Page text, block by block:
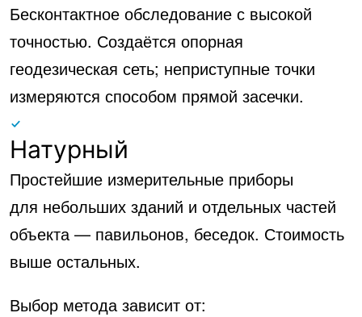
Бесконтактное обследование с высокой
точностью. Создаётся опорная
геодезическая сеть; неприступные точки
измеряются способом прямой засечки.
Натурный
Простейшие измерительные приборы
для небольших зданий и отдельных частей
объекта — павильонов, беседок. Стоимость
выше остальных.
Выбор метода зависит от: